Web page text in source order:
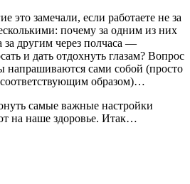
это замечали, если работаете не за
почему за одним из них
за другим через полчаса —
и дать отдохнуть глазам? Вопрос
напрашиваются сами собой (просто
образом)…
самые важные настройки
на наше здоровье. Итак…